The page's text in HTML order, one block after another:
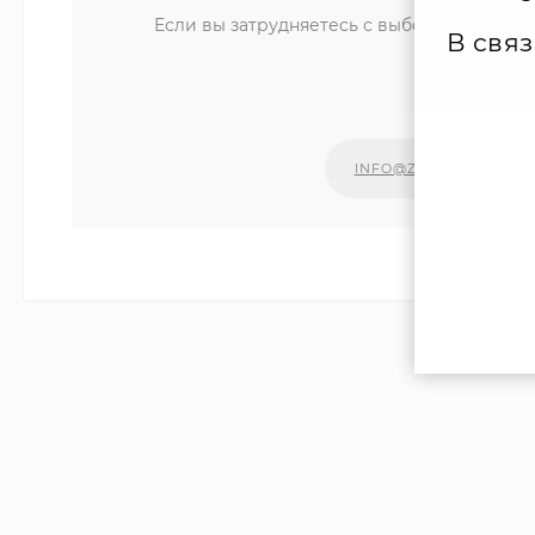
Если вы затрудняетесь с выбором
INFO@ZIPKOTLY.RU
В